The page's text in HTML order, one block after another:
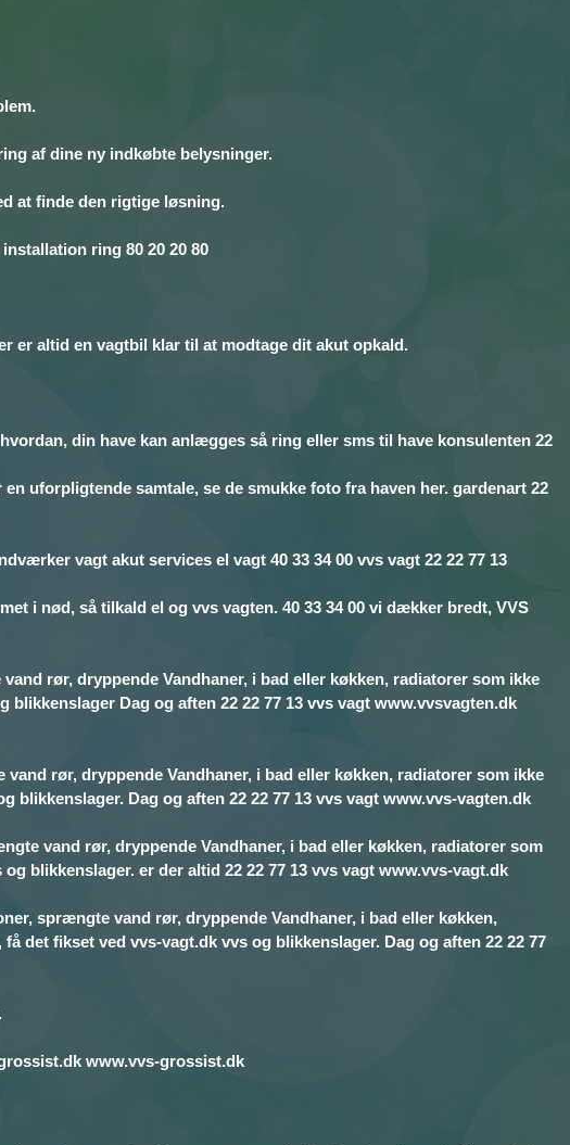
af dine ny indkøbte belysninger.
at finde den rigtige løsning.
ring 80 20 20 80
er altid en vagtbil klar til at modtage dit akut opkald.
din have kan anlægges så ring eller sms til have konsulenten 22
uforpligtende samtale, se de smukke foto fra haven her. gardenart 22
vagt akut services el vagt 40 33 34 00 vvs vagt 22 22 77 13
i nød, så tilkald el og vvs vagten. 40 33 34 00 vi dækker bredt, VVS
rør, dryppende Vandhaner, i bad eller køkken, radiatorer som ikke
Dag og aften 22 22 77 13 vvs vagt www.vvsvagten.dk
rør, dryppende Vandhaner, i bad eller køkken, radiatorer som ikke
Dag og aften 22 22 77 13 vvs vagt www.vvs-vagten.dk
vand rør, dryppende Vandhaner, i bad eller køkken, radiatorer som
blikkenslager. er der altid 22 22 77 13 vvs vagt www.vvs-vagt.dk
sprængte vand rør, dryppende Vandhaner, i bad eller køkken,
det fikset ved vvs-vagt.dk vvs og blikkenslager. Dag og aften 22 22 77
www.vvs-grossist.dk